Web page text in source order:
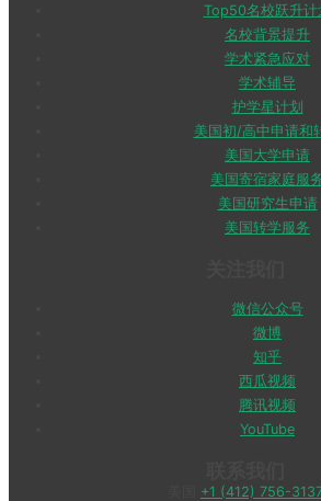
Top50名校跃升计
名校背景提升
学术紧急应对
学术辅导
护学星计划
美国初/高中申请和
美国大学申请
美国寄宿家庭服
美国研究生申请
美国转学服务
微信公众号
微博
知乎
西瓜视频
腾讯视频
YouTube
+1 (412) 756-